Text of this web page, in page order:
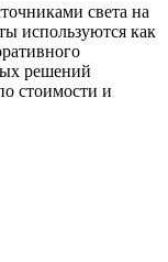
света на
используются как
решений
стоимости и